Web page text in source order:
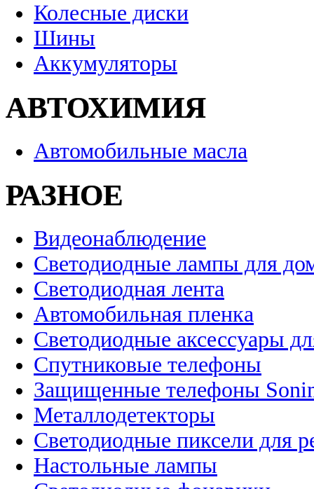
Колесные диски
Шины
Аккумуляторы
АВТОХИМИЯ
Автомобильные масла
РАЗНОЕ
Видеонаблюдение
Светодиодные лампы для
Светодиодная лента
Автомобильная пленка
Светодиодные аксессуары
Спутниковые телефоны
Защищенные телефоны
Металлодетекторы
Светодиодные пиксели для
Настольные лампы